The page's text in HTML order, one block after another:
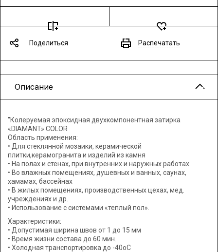
Поделиться Распечатать
Описание
"Колеруемая эпоксидная двухкомпонентная затирка
«DIAMANT» COLOR
Область применения:
• Для стеклянной мозаики, керамической
плитки,керамогранита и изделий из камня
• На полах и стенах, при внутренних и наружных работах
• Во влажных помещениях, душевных и ванных, саунах,
хамамах, бассейнах
• В жилых помещениях, производственных цехах, мед.
учреждениях и др.
• Использование с системами «теплый пол».
Характеристики:
• Допустимая ширина швов от 1 до 15 мм
• Время жизни состава до 60 мин.
• Холодная транспортировка до -40оС